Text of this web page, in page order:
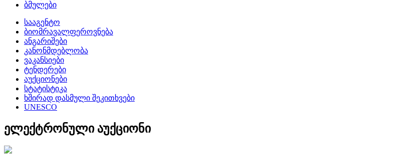
ბმულები
სააგენტო
ბიომრავალფეროვნება
ანგარიშები
კანონმდებლობა
ვაკანსიები
ტენდერები
აუქციონები
სტატისტიკა
ხშირად დასმული შეკითხვები
UNESCO
ელექტრონული აუქციონი